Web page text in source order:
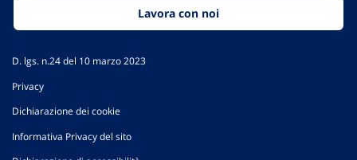
Lavora con noi
D. lgs. n.24 del 10 marzo 2023
Privacy
Dichiarazione dei cookie
Informativa Privacy del sito